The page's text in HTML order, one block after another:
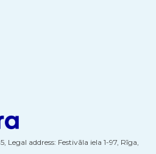
Legal address: Festivāla iela 1-97, Rīga,